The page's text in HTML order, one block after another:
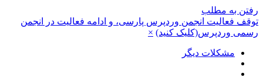
رفتن به مطلب
توقف فعالیت انجمن وردپرس پارسی، و ادامه فعالیت در انجمن
رسمی وردپرس(کلیک کنید) ×
مشکلات دیگر